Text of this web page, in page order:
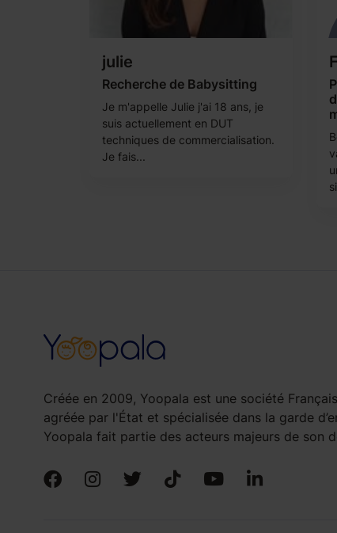
julie
Recherche de Babysitting
Je m'appelle Julie j'ai 18 ans, je
suis actuellement en DUT
techniques de commercialisation.
Je fais...
Créée en 2009, Yoopala est une société
agréée par l'État et spécialisée dans la garde
Yoopala fait partie des acteurs majeurs de son